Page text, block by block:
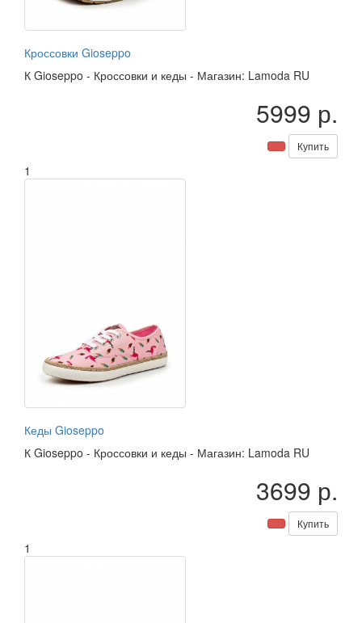
Кроссовки Gioseppo
К Gioseppo - Кроссовки и кеды - Магазин: Lamoda RU
5999 р.
Купить
1
Кеды Gioseppo
К Gioseppo - Кроссовки и кеды - Магазин: Lamoda RU
3699 р.
Купить
1